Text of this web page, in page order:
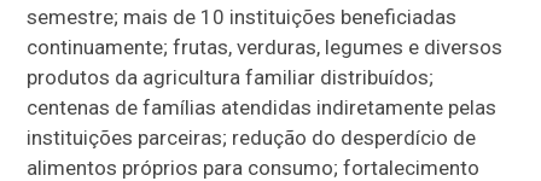
semestre; mais de 10 instituições beneficiadas
continuamente; frutas, verduras, legumes e diversos
produtos da agricultura familiar distribuídos;
centenas de famílias atendidas indiretamente pelas
instituições parceiras; redução do desperdício de
alimentos próprios para consumo; fortalecimento